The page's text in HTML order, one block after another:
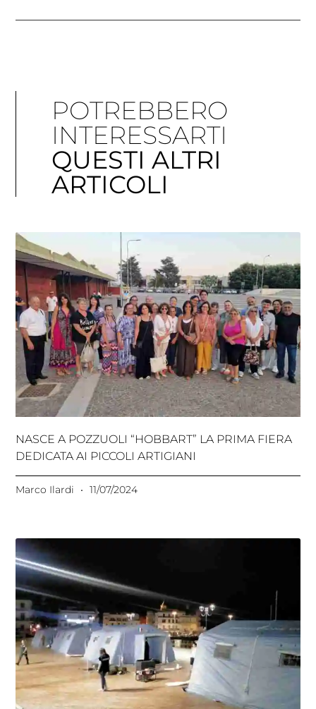
POTREBBERO
INTERESSARTI
QUESTI ALTRI
ARTICOLI
NASCE A POZZUOLI “HOBBART” LA PRIMA FIERA
DEDICATA AI PICCOLI ARTIGIANI
Marco Ilardi 11/07/2024